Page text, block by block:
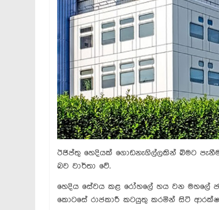
ඊජිප්තු හෙදියක් ගොඩනැගිල්ලකින් බිමට
බව වාර්තා වේ.
හෙදිය සේවය කළ රෝහලේ හය වන මහලේ
කොටසේ රාජකාරී කටයුතු කරමින් සිටි